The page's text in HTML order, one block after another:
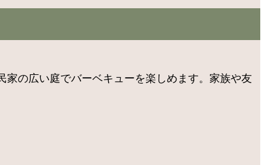
の広い庭でバーベキューを楽しめます。家族や友